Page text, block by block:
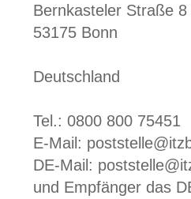
Bernkasteler Straße 8
53175 Bonn
Deutschland
Tel.: 0800 800 75451
E-Mail:
DE-Mail:
und Empfänger das